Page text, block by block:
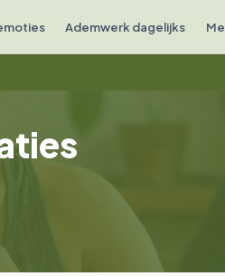
Ademwerk dagelijks